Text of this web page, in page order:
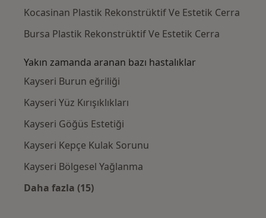
Kocasinan Plastik Rekonstrüktif Ve Estetik Cerra
Bursa Plastik Rekonstrüktif Ve Estetik Cerra
Yakın zamanda aranan bazı hastalıklar
Kayseri Burun eğriliği
Kayseri Yüz Kırışıklıkları
Kayseri Göğüs Estetiği
Kayseri Kepçe Kulak Sorunu
Kayseri Bölgesel Yağlanma
Daha fazla (15)